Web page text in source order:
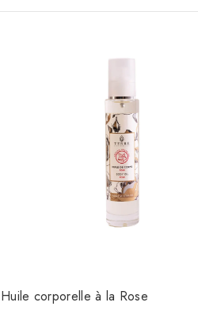
5
Huile corporelle à la Rose